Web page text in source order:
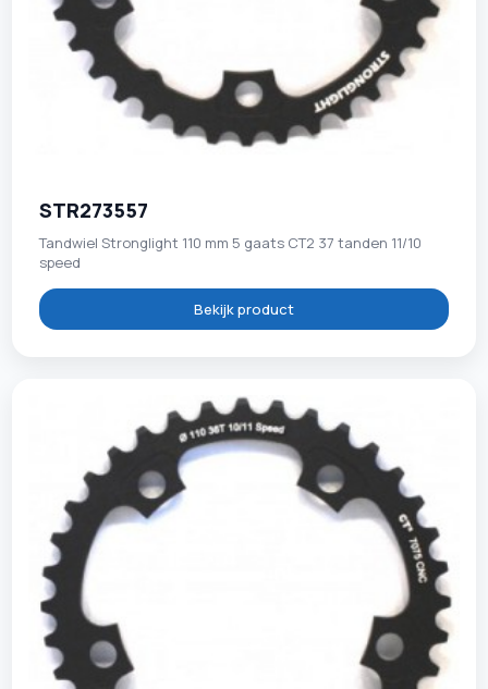
STR273557
Tandwiel Stronglight 110 mm 5 gaats CT2 37 tanden 11/10
speed
Bekijk product